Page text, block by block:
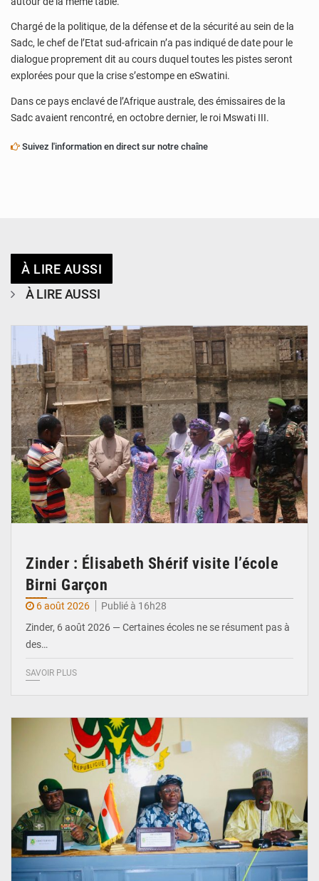
Chargé de la politique, de la défense et de la sécurité au sein de la
Sadc, le chef de l’Etat sud-africain n’a pas indiqué de date pour le
dialogue proprement dit au cours duquel toutes les pistes seront
explorées pour que la crise s’estompe en eSwatini.
Dans ce pays enclavé de l’Afrique australe, des émissaires de la
Sadc avaient rencontré, en octobre dernier, le roi Mswati III.
Suivez l'information en direct sur notre chaîne
À LIRE AUSSI
À LIRE AUSSI
Zinder : Élisabeth Shérif visite l’école
Birni Garçon
6 août 2026
Publié à 16h28
Zinder, 6 août 2026 — Certaines écoles ne se résument pas à
des…
SAVOIR PLUS